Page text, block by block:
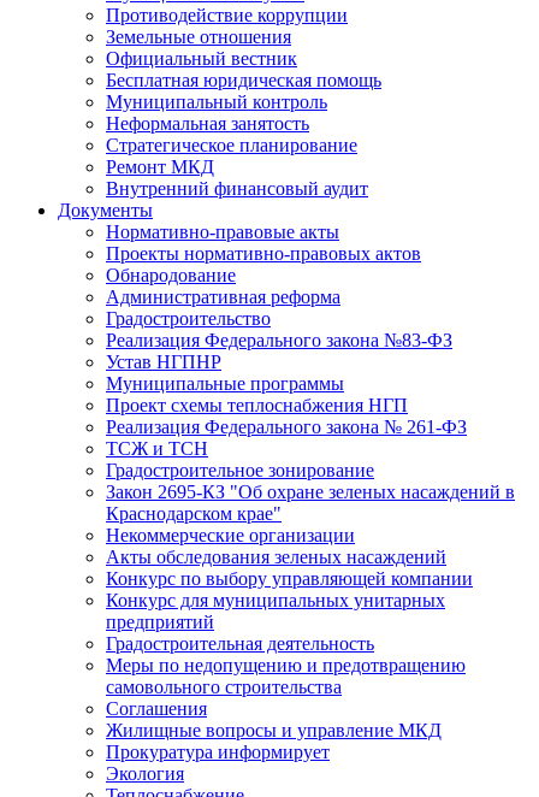
Противодействие коррупции
Земельные отношения
Официальный вестник
Бесплатная юридическая помощь
Муниципальный контроль
Неформальная занятость
Стратегическое планирование
Ремонт МКД
Внутренний финансовый аудит
Документы
Нормативно-правовые акты
Проекты нормативно-правовых актов
Обнародование
Административная реформа
Градостроительство
Реализация Федерального закона №83-ФЗ
Устав НГПНР
Муниципальные программы
Проект схемы теплоснабжения НГП
Реализация Федерального закона № 261-ФЗ
ТСЖ и ТСН
Градостроительное зонирование
Закон 2695-КЗ "Об охране зеленых насаждений в
Краснодарском крае"
Некоммерческие организации
Акты обследования зеленых насаждений
Конкурс по выбору управляющей компании
Конкурс для муниципальных унитарных
предприятий
Градостроительная деятельность
Меры по недопущению и предотвращению
самовольного строительства
Соглашения
Жилищные вопросы и управление МКД
Прокуратура информирует
Экология